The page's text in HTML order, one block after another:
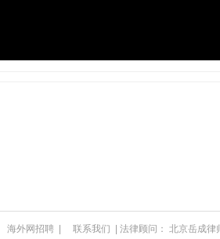
海外网招聘 | 联系我们 | 法律顾问： 北京岳成律